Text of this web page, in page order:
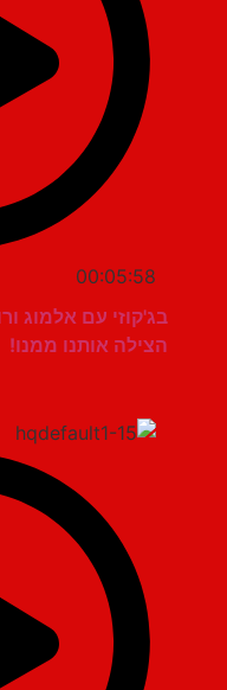
00:05:58
בג'קוזי עם אלמוג ורועי
הצילה אותנו ממנו!